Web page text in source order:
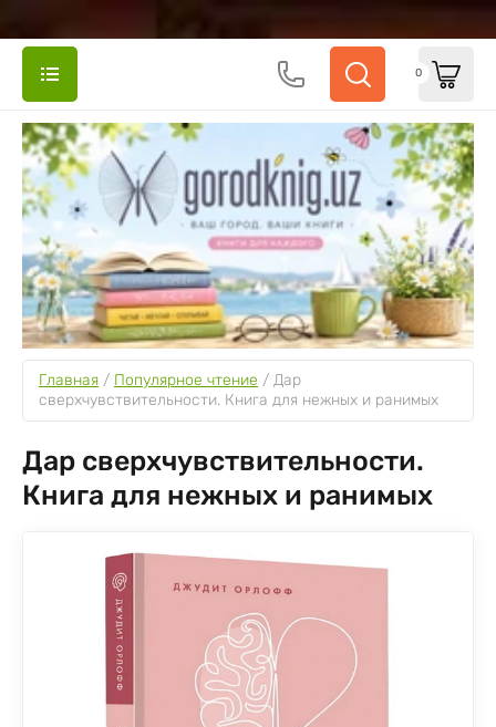
0
Главная / Популярное чтение / Дар
сверхчувствительности. Книга для нежных и ранимых
Дар сверхчувствительности.
Книга для нежных и ранимых